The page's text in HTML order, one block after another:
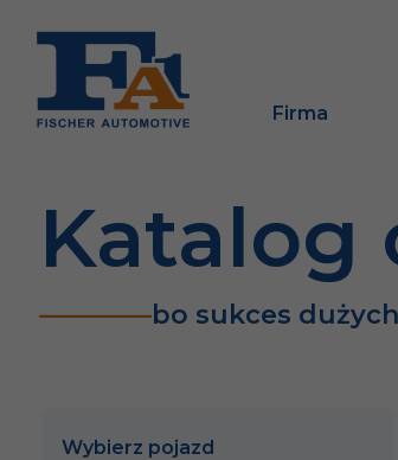
Firma
Katalog
bo sukces
Wybierz pojazd